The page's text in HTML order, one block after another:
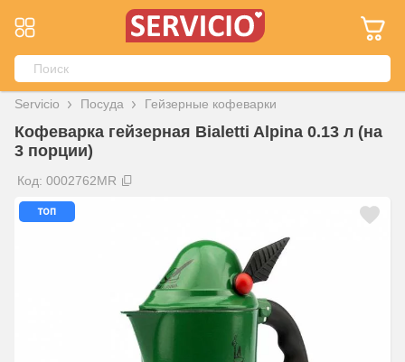
Servicio Посуда Гейзерные кофеварки
Кофеварка гейзерная Bialetti Alpina 0.13 л (на
3 порции)
Код: 0002762MR
топ